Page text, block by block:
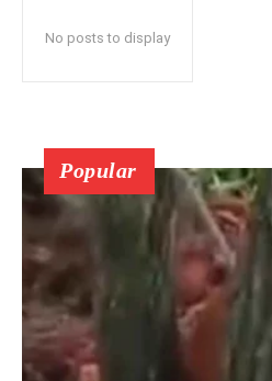
No posts to display
Popular